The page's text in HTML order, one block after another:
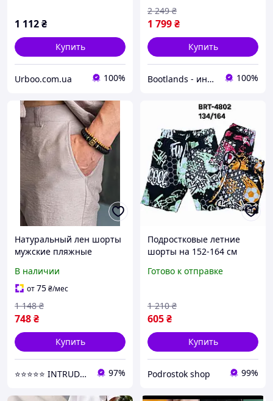
1 112₴
Купить
Urboo.com.ua 100%
1 799₴
2 249 ₴
Купить
Bootlands - интернет-магазин обуви и одежды 100%
Натуральный лен шорты
мужские пляжные
подростков летние
текстильные мокко
В наличии
от75₴/мес
748₴
1 148 ₴
Купить
⭐️⭐️⭐️⭐️⭐️ INTRUDER | Интернет- магазин одежды 97%
Подростковые летние
шорты на 152-164 см
мальчика, красивые
рисунком для детей
Готово к отправке
605₴
1 210 ₴
Купить
Podrostok shop 99%